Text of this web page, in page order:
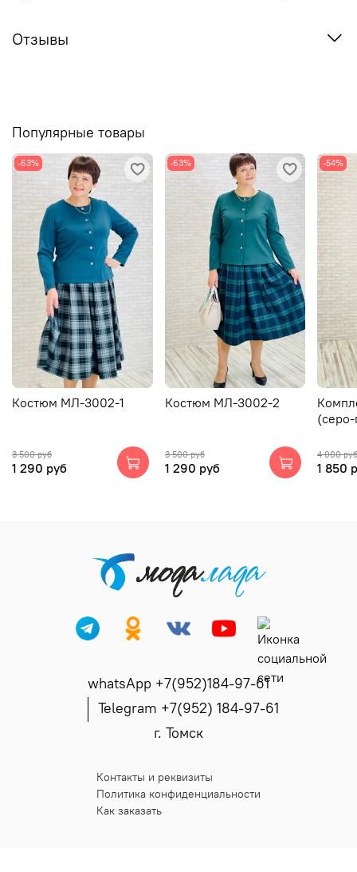
Отзывы
Популярные товары
-63%
Костюм МЛ-3002-1
3 500 руб
1 290 руб
-63%
Костюм МЛ-3002-2
3 500 руб
1 290 руб
-54%
4 000 руб
1 850
whatsApp +7(952)184-97-61
Telegram +7(952) 184-97-61
г. Томск
Контакты и реквизиты
Политика конфиденциальности
Как заказать